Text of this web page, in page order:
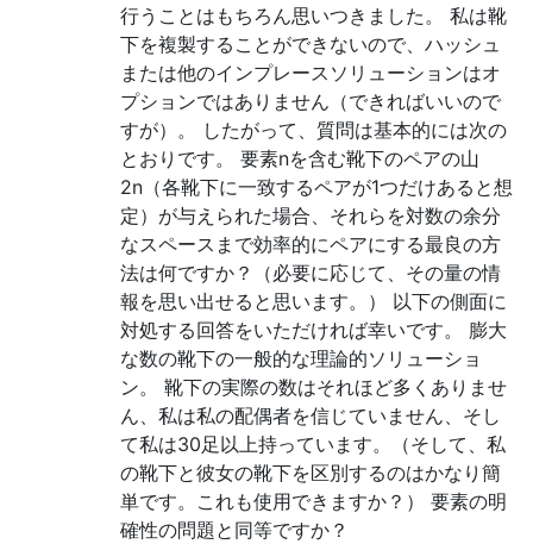
行うことはもちろん思いつきました。 私は靴
下を複製することができないので、ハッシュ
または他のインプレースソリューションはオ
プションではありません（できればいいので
すが）。 したがって、質問は基本的には次の
とおりです。 要素nを含む靴下のペアの山
2n（各靴下に一致するペアが1つだけあると想
定）が与えられた場合、それらを対数の余分
なスペースまで効率的にペアにする最良の方
法は何ですか？（必要に応じて、その量の情
報を思い出せると思います。） 以下の側面に
対処する回答をいただければ幸いです。 膨大
な数の靴下の一般的な理論的ソリューショ
ン。 靴下の実際の数はそれほど多くありませ
ん、私は私の配偶者を信じていません、そし
て私は30足以上持っています。（そして、私
の靴下と彼女の靴下を区別するのはかなり簡
単です。これも使用できますか？） 要素の明
確性の問題と同等ですか？